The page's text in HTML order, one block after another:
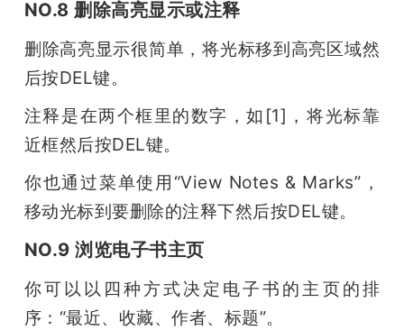
NO.8 删除高亮显示或注释
删除高亮显示很简单，将光标移到高亮区域然
后按DEL键。
注释是在两个框里的数字，如[1]，将光标靠
近框然后按DEL键。
你也通过菜单使用“View Notes & Marks”，
移动光标到要删除的注释下然后按DEL键。
NO.9 浏览电子书主页
你可以以四种方式决定电子书的主页的排
序：“最近、收藏、作者、标题”。